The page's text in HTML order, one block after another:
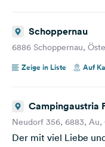
Schoppernau
6886 Schoppernau,
Zeige in Liste
Auf
Campingaustria
Neudorf 356, 6883, Au,
Der mit viel Liebe